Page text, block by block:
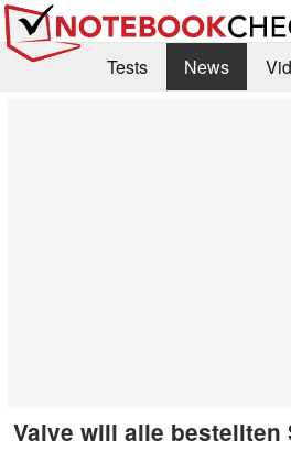
Tests News
Valve will alle bestellten